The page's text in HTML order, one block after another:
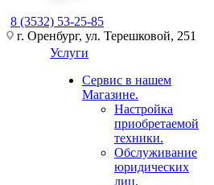
8 (3532) 53-25-85
г. Оренбург, ул. Терешковой, 251
Услуги
Сервис в нашем
Магазине.
Настройка
приобретаемой
техники.
Обслуживание
юридических
лиц.